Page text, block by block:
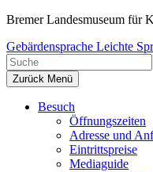
Zum
springen
Bremer Landesmuseum für
Gebärdensprache Leichte
Zurück Menü
Besuch
Öffnungszeiten
Adresse und
Eintrittspreise
Mediaguide